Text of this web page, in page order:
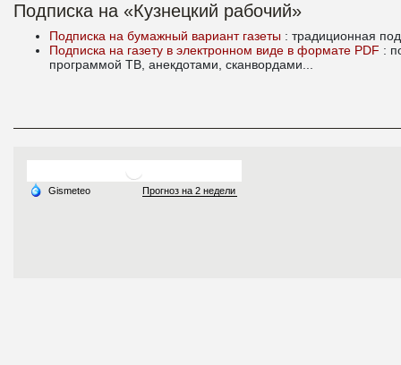
Подписка на «Кузнецкий рабочий»
Подписка на бумажный вариант газеты : традиционная
Подписка на газету в электронном виде в формате PDF :
программой ТВ, анекдотами, сканвордами...